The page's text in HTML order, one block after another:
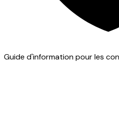
Guide d'information pour les